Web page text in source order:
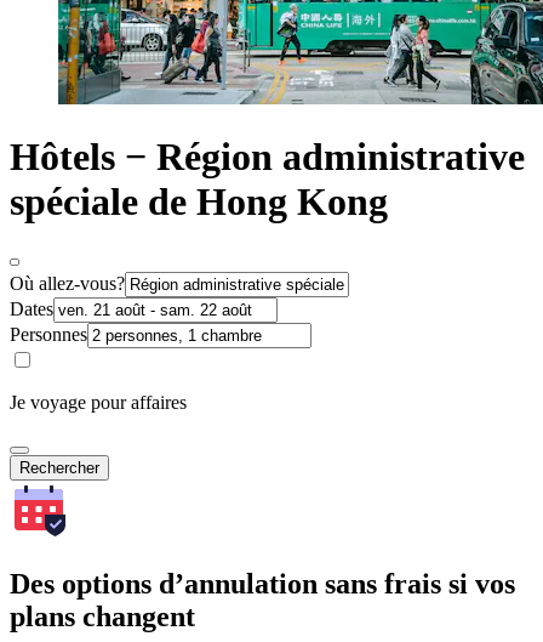
Hôtels − Région administrative
spéciale de Hong Kong
Où allez-vous?
Dates
Personnes
Je voyage pour affaires
Rechercher
Des options d’annulation sans frais si vos
plans changent